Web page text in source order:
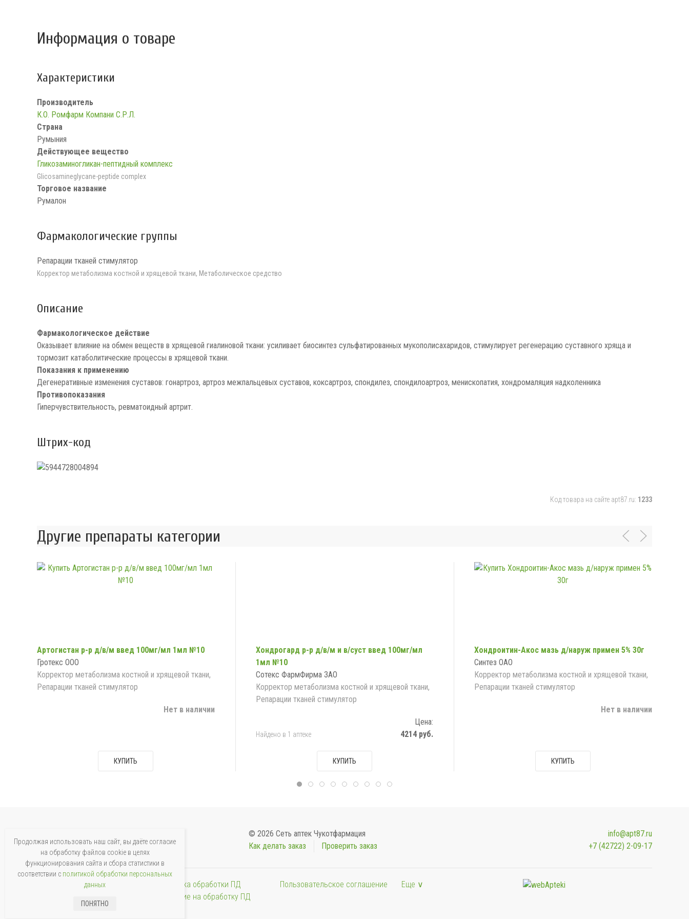
Информация о товаре
Характеристики
Производитель
К.О. Ромфарм Компани С.Р.Л.
Страна
Румыния
Действующее вещество
Гликозаминогликан-пептидный комплекс
Glicosamineglycane-peptide complex
Торговое название
Румалон
Фармакологические группы
Репарации тканей стимулятор
Корректор метаболизма костной и хрящевой ткани, Метаболическое средство
Описание
Фармакологическое действие
Оказывает влияние на обмен веществ в хрящевой гиалиновой ткани: усиливает биосинтез сульфатированных мукополисахаридов, стимулирует регенерацию суставного хряща и
тормозит катаболитические процессы в хрящевой ткани.
Показания к применению
Дегенеративные изменения суставов: гонартроз, артроз межпальцевых суставов, коксартроз, спондилез, спондилоартроз, менископатия, хондромаляция надколенника
Противопоказания
Гиперчувствительность, ревматоидный артрит.
Штрих-код
Код товара на сайте apt87.ru: 1233
Другие препараты категории
Артогистан р-р д/в/м введ 100мг/мл 1мл №10
Гротекс ООО
Корректор метаболизма костной и хрящевой ткани,
Репарации тканей стимулятор
Нет в наличии
КУПИТЬ
Хондрогард р-р д/в/м и в/суст введ 100мг/мл
1мл №10
Сотекс ФармФирма ЗАО
Корректор метаболизма костной и хрящевой ткани,
Репарации тканей стимулятор
Цена:
Найдено в 1 аптеке 4214 руб.
КУПИТЬ
Хондроитин-Акос мазь д/наруж примен 5% 30г
Синтез ОАО
Корректор метаболизма костной и хрящевой ткани,
Репарации тканей стимулятор
Нет в наличии
КУПИТЬ
Аптека, которая всегда рядом
Сеть аптек
© 2026 Сеть аптек Чукотфармация
Как делать заказ
Проверить заказ
info@apt87.ru
+7 (42722) 2-09-17
Сообщить о проблеме
Политика обработки ПД
Согласие на обработку ПД
Пользовательское соглашение Еще ∨
Продолжая использовать наш сайт, вы даёте согласие
на обработку файлов cookie в целях
функционирования сайта и сбора статистики в
соответствии с политикой обработки персональных
данных
ПОНЯТНО